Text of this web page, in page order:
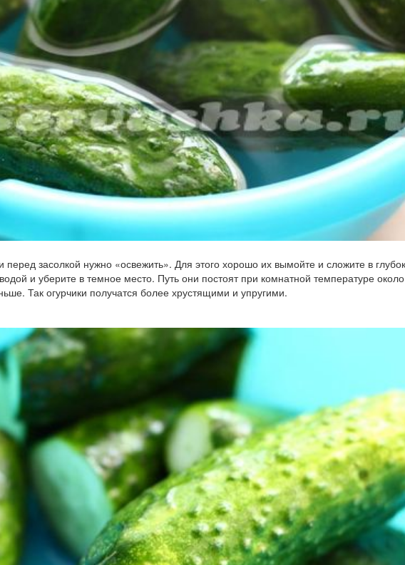
перед засолкой нужно «освежить». Для этого хорошо их вымойте и сложите в
и уберите в темное место. Путь они постоят при комнатной температуре
Так огурчики получатся более хрустящими и упругими.